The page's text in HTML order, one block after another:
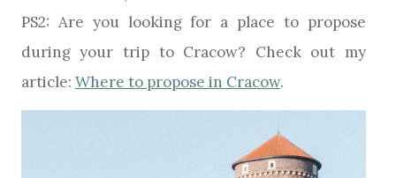
PS2: Are you looking for a place to propose
during your trip to Cracow? Check out my
article: Where to propose in Cracow.